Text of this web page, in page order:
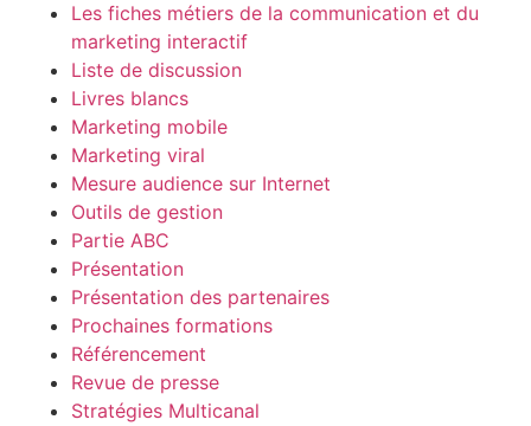
Les fiches métiers de la communication et du
marketing interactif
Liste de discussion
Livres blancs
Marketing mobile
Marketing viral
Mesure audience sur Internet
Outils de gestion
Partie ABC
Présentation
Présentation des partenaires
Prochaines formations
Référencement
Revue de presse
Stratégies Multicanal